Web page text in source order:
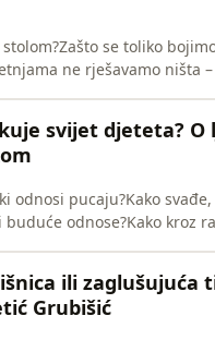
se toliko
ne rješavamo ništa
svijet djeteta? O
odnosi pucaju?Kako
odnose?Kako kroz
ili zaglušujuća
Grubišić